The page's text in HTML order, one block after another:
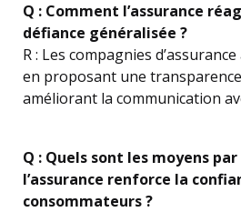
Q : Comment l’assurance
défiance généralisée ?
R : Les compagnies
en proposant une
améliorant la communication
Q : Quels sont les moyens
l’assurance renforce la
consommateurs ?